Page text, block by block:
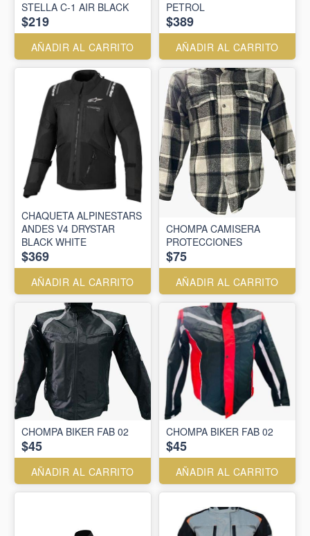
STELLA C-1 AIR BLACK
$219
AÑADIR AL CARRITO
PETROL
$389
AÑADIR AL CARRITO
CHAQUETA ALPINESTARS
ANDES V4 DRYSTAR
BLACK WHITE
$369
AÑADIR AL CARRITO
CHOMPA CAMISERA
PROTECCIONES
$75
AÑADIR AL CARRITO
CHOMPA BIKER FAB 02
$45
AÑADIR AL CARRITO
CHOMPA BIKER FAB 02
$45
AÑADIR AL CARRITO